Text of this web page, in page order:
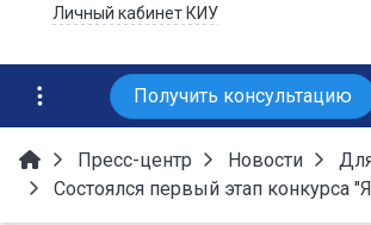
Личный кабинет КИУ
Получить консультацию
Пресс-центр Новости
Состоялся первый этап конкурса